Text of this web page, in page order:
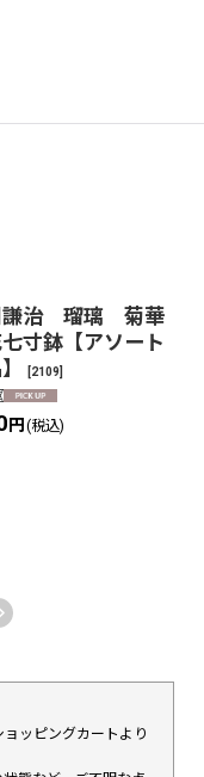
謙治 瑠璃 菊華
寸鉢【アソート
[2109]
円 (税込)
ッピングカートより